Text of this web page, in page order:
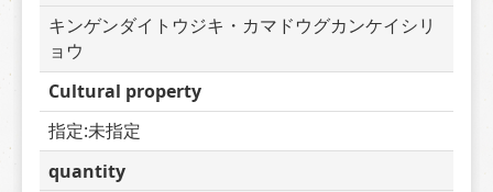
キンゲンダイトウジキ・カマドウグカンケイシリ
ョウ
Cultural property
指定:未指定
quantity